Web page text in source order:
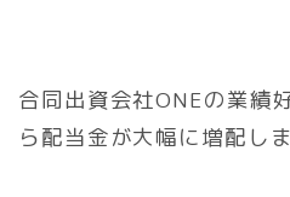
合同出資会社ONEの業績
ら配当金が大幅に増配しま